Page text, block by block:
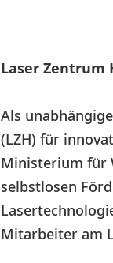
Laser Zentrum
Als
(LZH) für
Ministerium für
selbstlosen
Mitarbeiter am